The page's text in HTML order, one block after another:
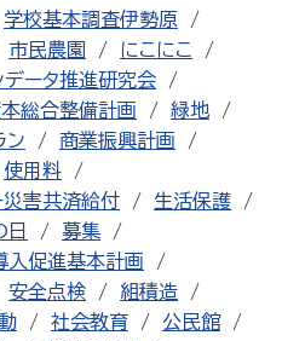
学校基本調査伊勢原
市民農園
にこにこ
ータ推進研究会
総合整備計画
緑地
ン
商業振興計画
使用料
災害共済給付
生活保護
日
募集
入促進基本計画
安全点検
組積造
社会教育
公民館